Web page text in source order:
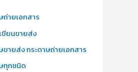
ถ่ายเอกสาร
ขียนขายส่ง
ขายส่ง กระดาษถ่ายเอกสาร
ทุกชนิด